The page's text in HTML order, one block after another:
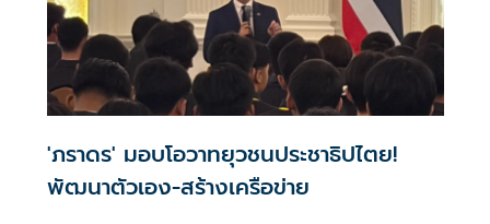
'ภราดร' มอบโอวาทยุวชนประชาธิปไตย!
พัฒนาตัวเอง-สร้างเครือข่าย